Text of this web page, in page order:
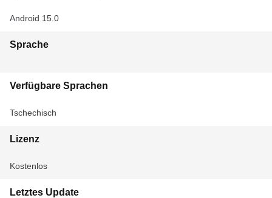
Android 15.0
Sprache
Verfügbare Sprachen
Tschechisch
Lizenz
Kostenlos
Letztes Update